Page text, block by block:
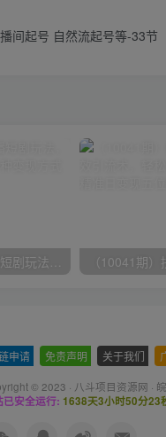
间起号 自然流起号等-33节
（9571期）快手直播短剧玩法，强开磁力聚星，结合多种变现方式日入600+
申请 免责声明 关于我们
© 2023 · 八斗项目资源网 ·
已安全运行: 1638天3小时50分23